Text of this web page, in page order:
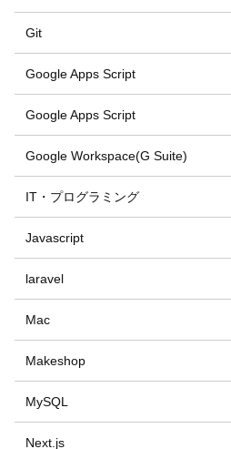
Git
Google Apps Script
Google Apps Script
Google Workspace(G Suite)
IT・プログラミング
Javascript
laravel
Mac
Makeshop
MySQL
Next.js